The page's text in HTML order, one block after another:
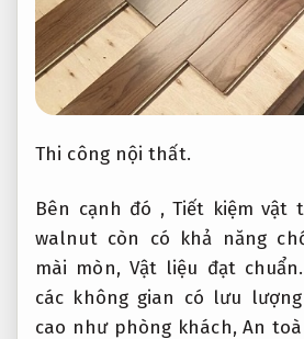
Thi công nội thất.
Bên cạnh đó , Tiết kiệm vật
walnut còn có khả năng
mài mòn, Vật liệu đạt chuẩn.
các không gian có lưu
cao như phòng khách,An